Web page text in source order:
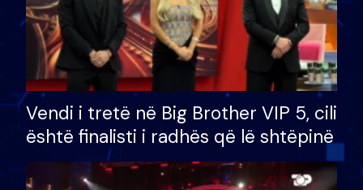
Vendi i tretë në Big Brother VIP 5, cili
është finalisti i radhës që lë shtëpinë